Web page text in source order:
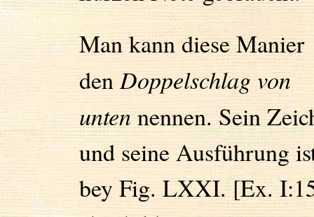
Man kann diese Manier
denDoppelschlag von
unten nennen. Sein
und seine Ausführung
bey Fig. LXXI. [Ex.